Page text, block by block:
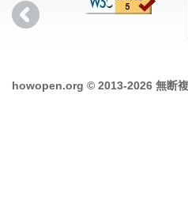
howopen.org © 2013-2026 無断複